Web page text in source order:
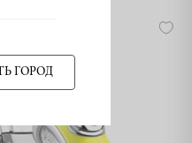
ГОРОД